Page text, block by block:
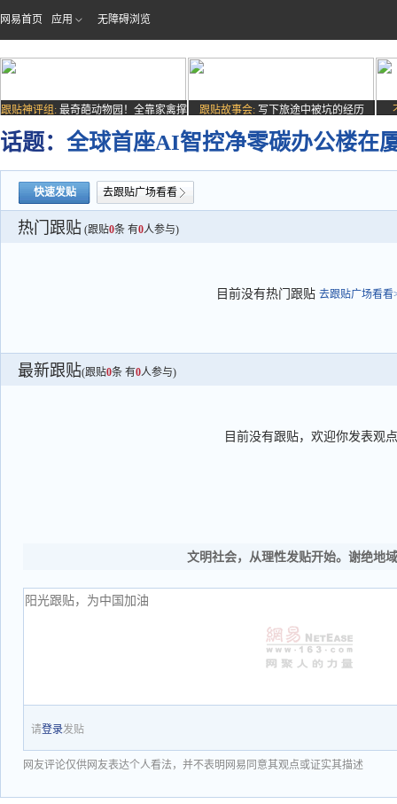
网易首页 应用 无障碍浏览
跟贴神评组: 最奇葩动物园！全靠家禽撑
场子
跟贴故事会: 写下旅途中被坑的经历
话题： 全球首座AI智控净零碳办公楼在
快速发贴 去跟贴广场看看
热门跟贴 (跟贴0条 有0人参与)
目前没有热门跟贴 去跟贴广场看看
最新跟贴(跟贴0条 有0人参与)
目前没有跟贴，欢迎你发表观点
文明社会，从理性发贴开始。谢绝地
请登录发贴
网友评论仅供网友表达个人看法，并不表明网易同意其观点或证实其描述